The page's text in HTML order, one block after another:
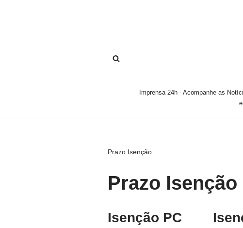
Imprensa 24h - Acompanhe as
Prazo Isenção
Prazo Isenção
Isenção PC